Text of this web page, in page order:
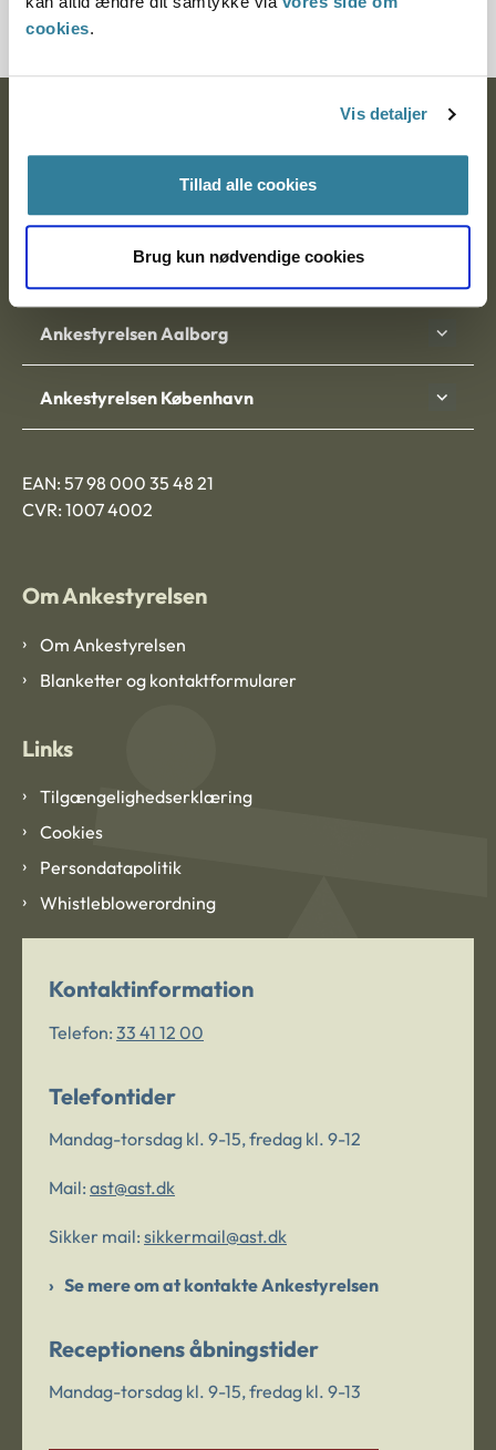
cookies.
Vis detaljer
Tillad alle cookies
Brug kun nødvendige cookies
Nytorv 7, 2. sal
9000 Aalborg
Ankestyrelsen Aalborg
Ankestyrelsen København
EAN: 57 98 000 35 48 21
CVR: 1007 4002
Om Ankestyrelsen
Om Ankestyrelsen
Blanketter og kontaktformularer
Links
Tilgængelighedserklæring
Cookies
Persondatapolitik
Whistleblowerordning
Kontaktinformation
Telefon: 33 41 12 00
Telefontider
Mandag-torsdag kl. 9-15, fredag kl. 9-12
Mail: ast@ast.dk
Sikker mail: sikkermail@ast.dk
Se mere om at kontakte Ankestyrelsen
Receptionens åbningstider
Mandag-torsdag kl. 9-15, fredag kl. 9-13